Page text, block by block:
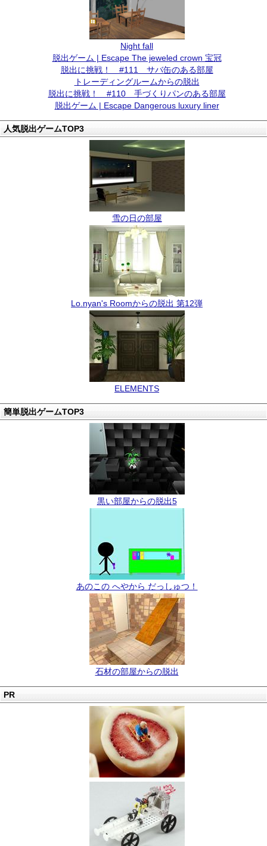
Night fall
脱出ゲーム | Escape The jeweled crown 宝冠
脱出に挑戦！ #111 サバ缶のある部屋
トレーディングルームからの脱出
脱出に挑戦！ #110 手づくりパンのある部屋
脱出ゲーム | Escape Dangerous luxury liner
人気脱出ゲームTOP3
雪の日の部屋
Lo.nyan's Roomからの脱出 第12弾
ELEMENTS
簡単脱出ゲームTOP3
黒い部屋からの脱出5
あのこの へやから だっしゅつ！
石材の部屋からの脱出
PR